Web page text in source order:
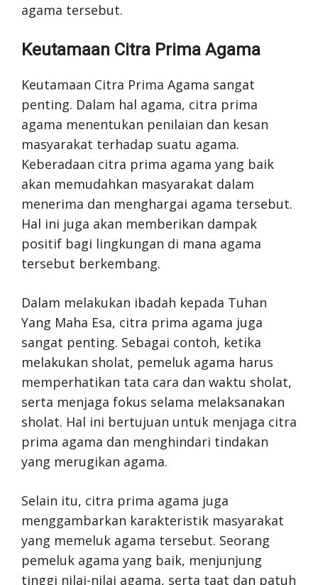
agama tersebut.
Keutamaan Citra Prima Agama
Keutamaan Citra Prima Agama sangat
penting. Dalam hal agama, citra prima
agama menentukan penilaian dan kesan
masyarakat terhadap suatu agama.
Keberadaan citra prima agama yang baik
akan memudahkan masyarakat dalam
menerima dan menghargai agama tersebut.
Hal ini juga akan memberikan dampak
positif bagi lingkungan di mana agama
tersebut berkembang.
Dalam melakukan ibadah kepada Tuhan
Yang Maha Esa, citra prima agama juga
sangat penting. Sebagai contoh, ketika
melakukan sholat, pemeluk agama harus
memperhatikan tata cara dan waktu sholat,
serta menjaga fokus selama melaksanakan
sholat. Hal ini bertujuan untuk menjaga citra
prima agama dan menghindari tindakan
yang merugikan agama.
Selain itu, citra prima agama juga
menggambarkan karakteristik masyarakat
yang memeluk agama tersebut. Seorang
pemeluk agama yang baik, menjunjung
tinggi nilai-nilai agama, serta taat dan patuh